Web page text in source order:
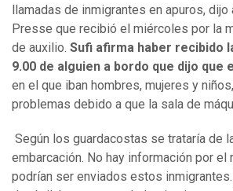
llamadas de inmigrantes en apuros, dijo
Presse que recibió el miércoles por la
de auxilio. Sufi afirma haber recibido
9.00 de alguien a bordo que dijo que
en el que iban hombres, mujeres y
problemas debido a que la sala de
Según los guardacostas se trataría de
embarcación. No hay información por el
podrían ser enviados estos